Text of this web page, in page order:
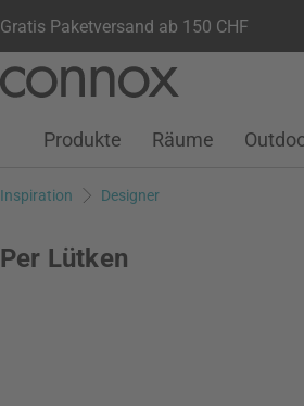
Gratis Paketversand ab 150 CHF
Suchfeld
Kundenkonto
Wunschliste
Warenkorb
Produkte Räume
Inspiration Designer
Per Lütken